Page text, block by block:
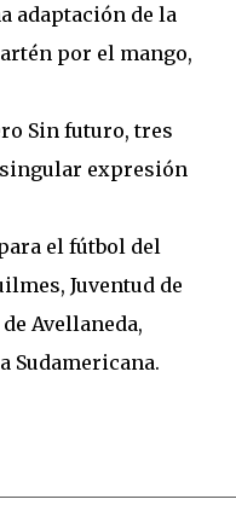
adaptación de la
por el mango,
Sin futuro, tres
expresión
el fútbol del
Juventud de
Avellaneda,
Sudamericana.